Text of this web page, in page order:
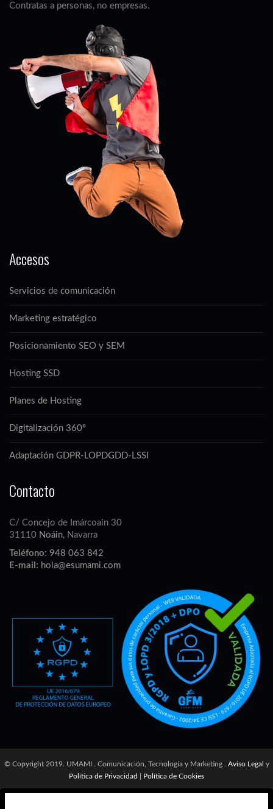
Contratas a personas, no empresas.
Accesos
Servicios de comunicación
Marketing estratégico
Posicionamiento SEO y SEM
Hosting SSD
Planes de Hosting
Digitalización 360º
Adaptación GDPR-LOPDGDD-LSSI
Contacto
C/ Concejo de Imárcoain 30
31110 Noáin, Navarra
Teléfono: 948 063 842
E-mail: hola@esumami.com
© Copyright 2019. UMAMI . Comunicación, Tecnología y Marketing . Aviso Legal y
Política de Privacidad
Política de Cookies